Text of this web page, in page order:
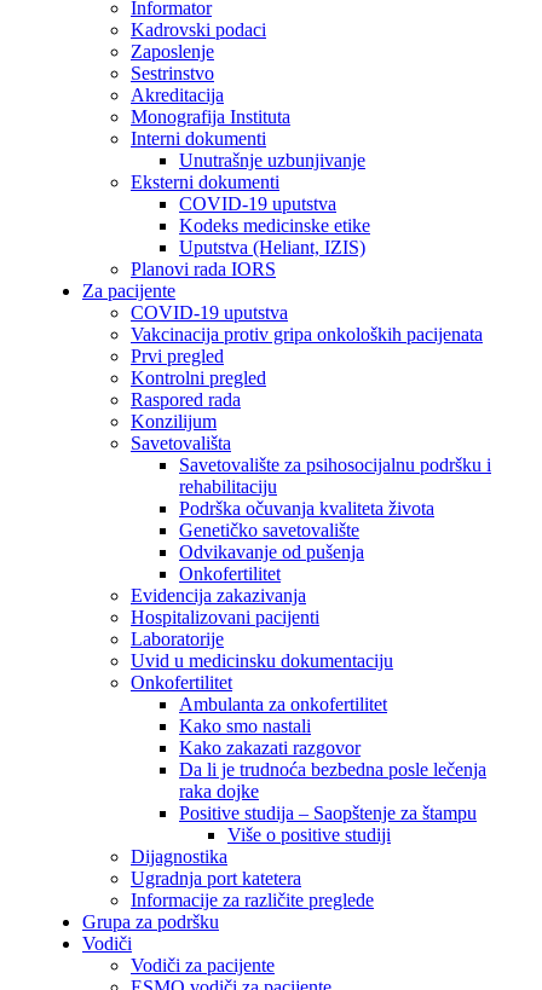
Informator
Kadrovski podaci
Zaposlenje
Sestrinstvo
Akreditacija
Monografija Instituta
Interni dokumenti
Unutrašnje uzbunjivanje
Eksterni dokumenti
COVID-19 uputstva
Kodeks medicinske etike
Uputstva (Heliant, IZIS)
Planovi rada IORS
Za pacijente
COVID-19 uputstva
Vakcinacija protiv gripa onkoloških pacijenata
Prvi pregled
Kontrolni pregled
Raspored rada
Konzilijum
Savetovališta
Savetovalište za psihosocijalnu podršku i
rehabilitaciju
Podrška očuvanja kvaliteta života
Genetičko savetovalište
Odvikavanje od pušenja
Onkofertilitet
Evidencija zakazivanja
Hospitalizovani pacijenti
Laboratorije
Uvid u medicinsku dokumentaciju
Onkofertilitet
Ambulanta za onkofertilitet
Kako smo nastali
Kako zakazati razgovor
Da li je trudnoća bezbedna posle lečenja
raka dojke
Positive studija – Saopštenje za štampu
Više o positive studiji
Dijagnostika
Ugradnja port katetera
Informacije za različite preglede
Grupa za podršku
Vodiči
Vodiči za pacijente